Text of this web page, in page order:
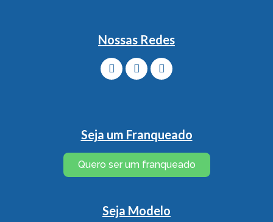
Nossas Redes
Seja um Franqueado
Quero ser um franqueado
Seja Modelo